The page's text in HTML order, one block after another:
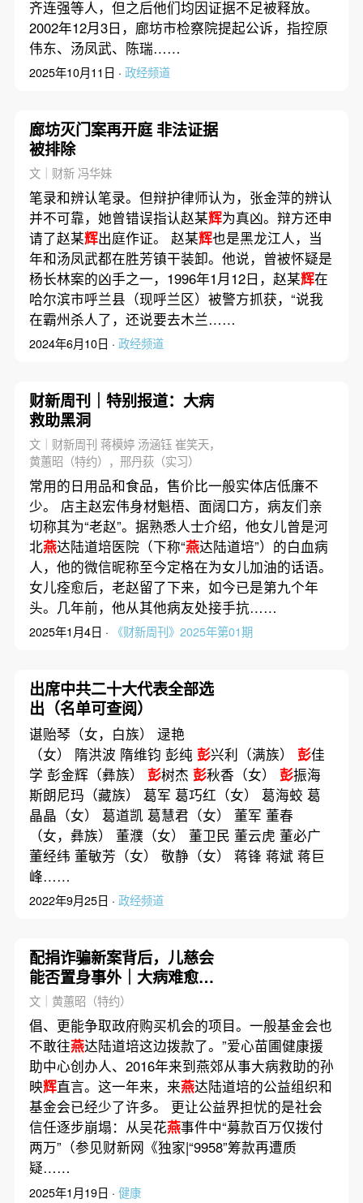
齐连强等人，但之后他们均因证据不足被释放。
2002年12月3日，廊坊市检察院提起公诉，指控原
伟东、汤凤武、陈瑞……
2025年10月11日 · 政经频道
廊坊灭门案再开庭 非法证据
被排除
文｜财新 冯华妹
笔录和辨认笔录。但辩护律师认为，张金萍的辨认
并不可靠，她曾错误指认赵某辉为真凶。辩方还申
请了赵某辉出庭作证。 赵某辉也是黑龙江人，当
年和汤凤武都在胜芳镇干装卸。他说，曾被怀疑是
杨长林案的凶手之一，1996年1月12日，赵某辉在
哈尔滨市呼兰县（现呼兰区）被警方抓获，“说我
在霸州杀人了，还说要去木兰……
2024年6月10日 · 政经频道
财新周刊｜特别报道：大病
救助黑洞
文｜财新周刊 蒋模婷 汤涵钰 崔笑天，
黄蕙昭（特约），邢丹荻（实习）
常用的日用品和食品，售价比一般实体店低廉不
少。 店主赵宏伟身材魁梧、面阔口方，病友们亲
切称其为“老赵”。据熟悉人士介绍，他女儿曾是河
北燕达陆道培医院（下称“燕达陆道培”）的白血病
人，他的微信昵称至今定格在为女儿加油的话语。
女儿痊愈后，老赵留了下来，如今已是第九个年
头。几年前，他从其他病友处接手抗……
2025年1月4日 · 《财新周刊》2025年第01期
出席中共二十大代表全部选
出（名单可查阅）
谌贻琴（女，白族） 逯艳
（女） 隋洪波 隋维钧 彭纯 彭兴利（满族） 彭佳
学 彭金辉（彝族） 彭树杰 彭秋香（女） 彭振海
斯朗尼玛（藏族） 葛军 葛巧红（女） 葛海蛟 葛
晶晶（女） 葛道凯 葛慧君（女） 董军 董春
（女，彝族） 董濮（女） 董卫民 董云虎 董必广
董经纬 董敏芳（女） 敬静（女） 蒋锋 蒋斌 蒋巨
峰……
2022年9月25日 · 政经频道
配捐诈骗新案背后，儿慈会
能否置身事外｜大病难愈之
六
文｜黄蕙昭（特约）
倡、更能争取政府购买机会的项目。一般基金会也
不敢往燕达陆道培这边拨款了。”爱心苗圃健康援
助中心创办人、2016年来到燕郊从事大病救助的孙
映辉直言。这一年来，来燕达陆道培的公益组织和
基金会已经少了许多。 更让公益界担忧的是社会
信任逐步崩塌：从吴花燕事件中“募款百万仅拨付
两万”（参见财新网《独家|“9958”筹款再遭质
疑……
2025年1月19日 · 健康